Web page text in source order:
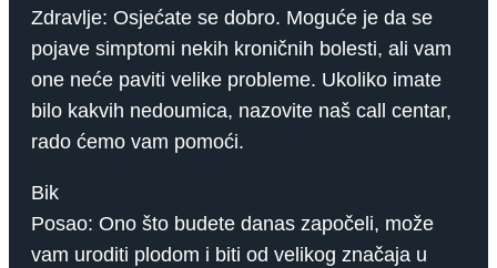
Zdravlje: Osjećate se dobro. Moguće je da se
pojave simptomi nekih kroničnih bolesti, ali vam
one neće paviti velike probleme. Ukoliko imate
bilo kakvih nedoumica, nazovite naš call centar,
rado ćemo vam pomoći.
Bik
Posao: Ono što budete danas započeli, može
vam uroditi plodom i biti od velikog značaja u